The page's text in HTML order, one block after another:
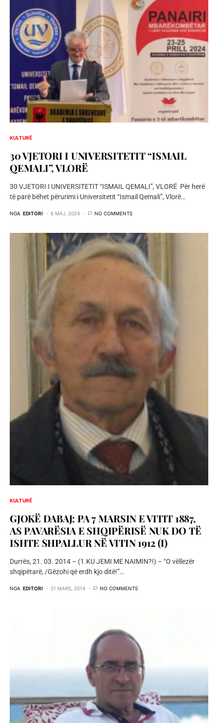
KULTURË
30 VJETORI I UNIVERSITETIT “ISMAIL
QEMALI”, VLORË
30 VJETORI I UNIVERSITETIT “ISMAIL QEMALI”, VLORË Për herë
të parë bëhet përurimi i Universitetit “Ismail Qemali”, Vlorë…
NGA EDITORI 6 MAJ, 2024 NO COMMENTS
KULTURË
GJOKË DABAJ: PA 7 MARSIN E VITIT 1887,
AS PAVARËSIA E SHQIPËRISË NUK DO TË
ISHTE SHPALLUR NË VITIN 1912 (I)
Durrës, 21. 03. 2014 – (1.KU JEMI ME NAIMIN?!) – “O vëllezër
shqipëtarë, /Gëzohi që erdh kjo ditë!”…
NGA EDITORI 21 MARS, 2014 NO COMMENTS